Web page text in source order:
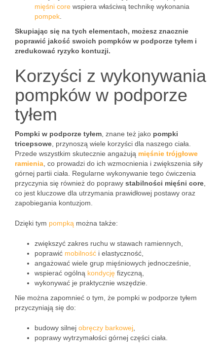
mięśni core wspiera właściwą technikę wykonania
pompek
Skupiając się na tych elementach, możesz znacznie
poprawić jakość swoich pompków w podporze tyłem i
zredukować ryzyko kontuzji.
Korzyści z wykonywania
pompków w podporze
tyłem
Pompki w podporze tyłem , znane też jako pompki
tricepsowe , przynoszą wiele korzyści dla naszego ciała.
Przede wszystkim skutecznie angażują mięśnie trójgłowe
ramienia , co prowadzi do ich wzmocnienia i zwiększenia siły
górnej partii ciała. Regularne wykonywanie tego ćwiczenia
przyczynia się również do poprawy stabilności mięśni core
co jest kluczowe dla utrzymania prawidłowej postawy oraz
zapobiegania kontuzjom.
Dzięki tym pompką można także:
zwiększyć zakres ruchu w stawach ramiennych,
poprawić mobilność i elastyczność,
angażować wiele grup mięśniowych jednocześnie,
wspierać ogólną kondycję fizyczną,
wykonywać je praktycznie wszędzie.
Nie można zapomnieć o tym, że pompki w podporze tyłem
przyczyniają się do:
budowy silnej obręczy barkowej
poprawy wytrzymałości górnej części ciała.